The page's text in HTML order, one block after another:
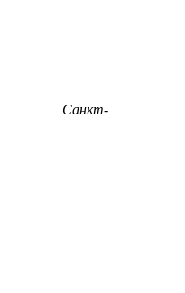
Санкт-